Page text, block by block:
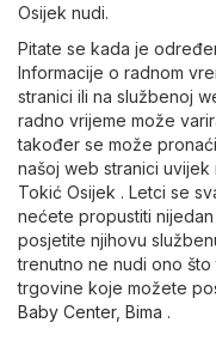
Osijek nudi.
Pitate se kada je
Informacije o radnom
stranici ili na službenoj
radno vrijeme može
također se može
našoj web stranici
Tokić Osijek . Letci se
nećete propustiti
posjetite njihovu
trenutno ne nudi ono
trgovine koje možete
Baby Center, Bima .